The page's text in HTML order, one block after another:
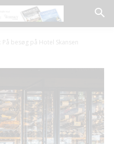
På besøg på Hotel Skansen